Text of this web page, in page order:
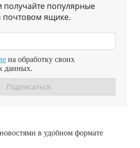
популярные
почтовом ящике.
на обработку своих
данных.
в удобном формате